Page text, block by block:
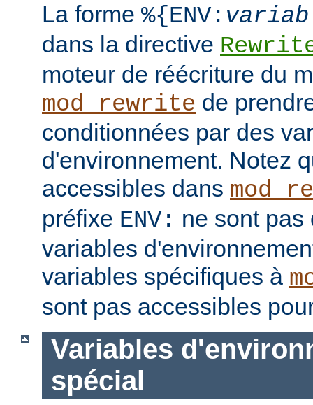
La forme %{ENV:
dans la directive
moteur de réécriture du
mod_rewrite de
conditionnées par des
d'environnement. Notez
accessibles dans
préfixe ENV: ne sont pas
variables
variables spécifiques à
sont pas accessibles
Variables
spécial